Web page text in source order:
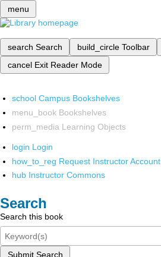
menu
search Search build_circle Toolbar
cancel Exit Reader Mode
school Campus Bookshelves
menu_book Bookshelves
perm_media Learning Objects
login Login
how_to_reg Request Instructor Account
hub Instructor Commons
Search
Search this book
Submit Search